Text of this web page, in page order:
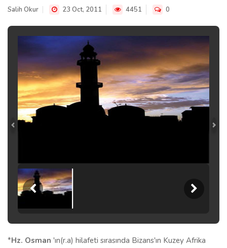
Salih Okur 23 Oct, 2011 4451 0
*Hz. Osman 'ın(r.a) hilafeti sırasında Bizans'ın Kuzey Afrika